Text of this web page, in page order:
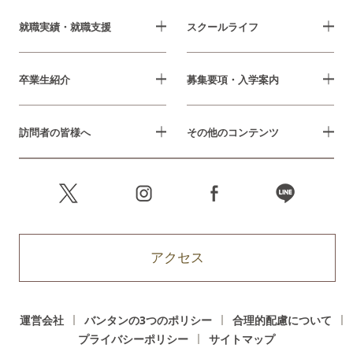
就職実績・就職支援 スクールライフ
卒業生紹介 募集要項・入学案内
訪問者の皆様へ その他のコンテンツ
アクセス
運営会社 バンタンの3つのポリシー
合理的配慮について
プライバシーポリシー
サイトマップ